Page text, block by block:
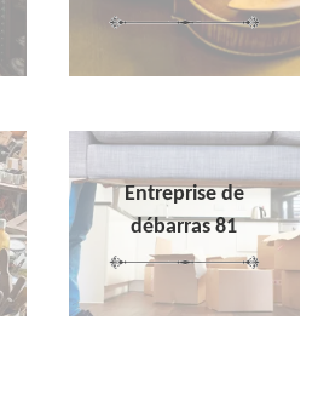
Entreprise de
débarras 81